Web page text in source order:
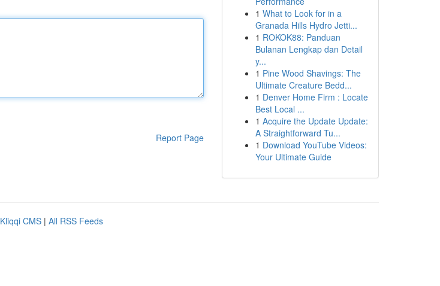
Report Page
1 What to Look for in a
Granada Hills Hydro Jetti...
1 ROKOK88: Panduan
Bulanan Lengkap dan Detail
y...
1 Pine Wood Shavings: The
Ultimate Creature Bedd...
1 Denver Home Firm : Locate
Best Local ...
1 Acquire the Update Update:
A Straightforward Tu...
1 Download YouTube Videos:
Your Ultimate Guide
Kliqqi CMS | All RSS Feeds